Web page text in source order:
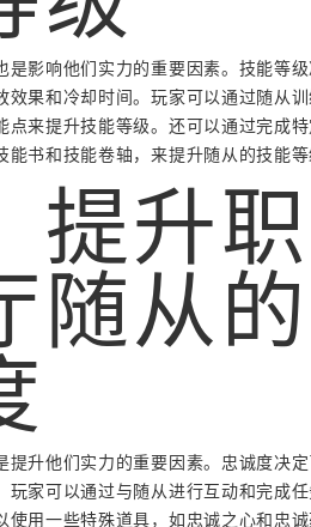
是影响他们实力的重要因素。技能等
效果和冷却时间。玩家可以通过随从
点来提升技能等级。还可以通过完成
书和技能卷轴，来提升随从的技能等
提升
随从
提升他们实力的重要因素。忠诚度决
玩家可以通过与随从进行互动和完成
使用一些特殊道具，如忠诚之心和忠